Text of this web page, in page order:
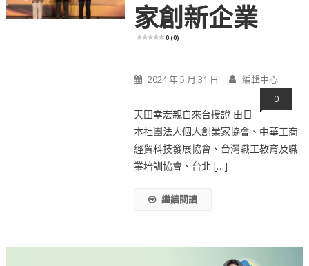
家創新企業
0 (0)
2024 年 5 月 31 日 編輯中心
0
天田幸宏親自來台授證 由日
本社團法人個人創業家協會、中華工商
經貿科技發展協會、台灣職工教育及職
業培訓協會、台北 […]
繼續閱讀